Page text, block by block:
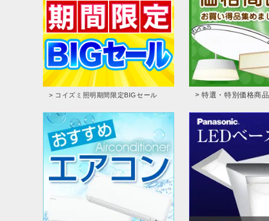
> コイズミ照明期間限定BIGセール > 特選・特別価格商品